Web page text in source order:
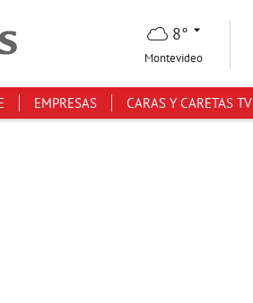
8°
Montevideo
EMPRESAS CARAS Y CARETAS TV